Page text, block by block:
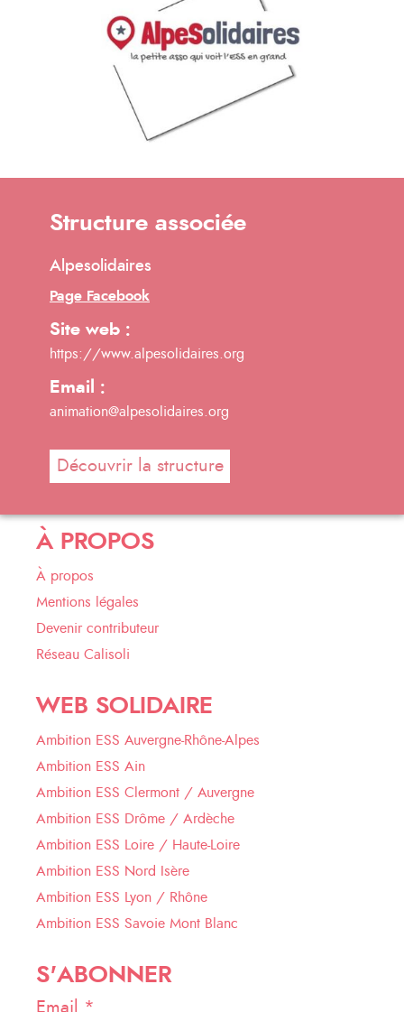
Structure associée
Alpesolidaires
Page Facebook
Site web :
https://www.alpesolidaires.org
Email :
animation@alpesolidaires.org
Découvrir la structure
À PROPOS
À propos
Mentions légales
Devenir contributeur
Réseau Calisoli
WEB SOLIDAIRE
Ambition ESS Auvergne-Rhône-Alpes
Ambition ESS Ain
Ambition ESS Clermont / Auvergne
Ambition ESS Drôme / Ardèche
Ambition ESS Loire / Haute-Loire
Ambition ESS Nord Isère
Ambition ESS Lyon / Rhône
Ambition ESS Savoie Mont Blanc
S'ABONNER
Email *